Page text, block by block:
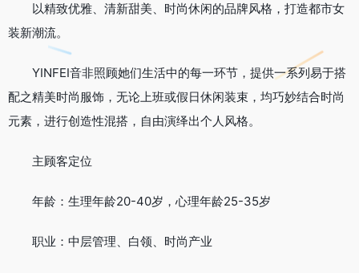
以精致优雅、清新甜美、时尚休闲的品牌风格，打造都市女
装新潮流。
YINFEI音非照顾她们生活中的每一环节，提供一系列易于搭
配之精美时尚服饰，无论上班或假日休闲装束，均巧妙结合时尚
元素，进行创造性混搭，自由演绎出个人风格。
主顾客定位
年龄：生理年龄20-40岁，心理年龄25-35岁
职业：中层管理、白领、时尚产业